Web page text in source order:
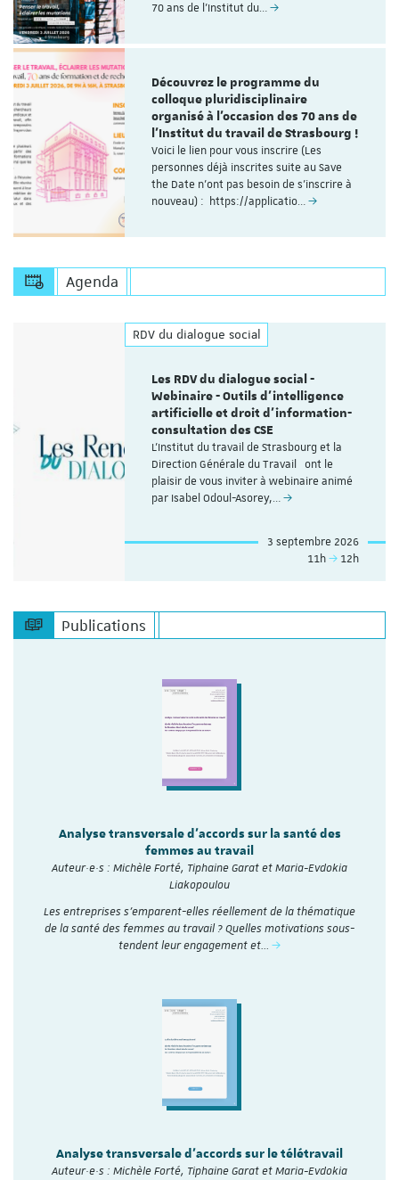
70 ans de l’Institut du…
Découvrez le programme du
colloque pluridisciplinaire
organisé à l'occasion des 70 ans de
l'Institut du travail de Strasbourg !
Voici le lien pour vous inscrire (Les
personnes déjà inscrites suite au Save
the Date n'ont pas besoin de s'inscrire à
nouveau) : https://applicatio…
Agenda
RDV du dialogue social
Les RDV du dialogue social -
Webinaire - Outils d’intelligence
artificielle et droit d’information-
consultation des CSE
L'Institut du travail de Strasbourg et la
Direction Générale du Travail ont le
plaisir de vous inviter à webinaire animé
par Isabel Odoul-Asorey,…
3 septembre 2026
11h
12h
Publications
Analyse transversale d'accords sur la santé des
femmes au travail
Auteur·e·s : Michèle Forté, Tiphaine Garat et Maria-Evdokia
Liakopoulou
Les entreprises s’emparent-elles réellement de la thématique
de la santé des femmes au travail ? Quelles motivations sous-
tendent leur engagement et…
Analyse transversale d'accords sur le télétravail
Auteur·e·s : Michèle Forté, Tiphaine Garat et Maria-Evdokia